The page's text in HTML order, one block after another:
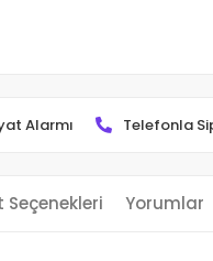
Alarmı Telefonla
Seçenekleri Yorumlar